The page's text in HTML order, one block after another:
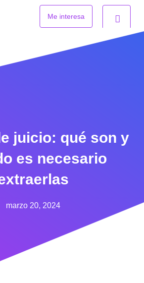
Me interesa
juicio: qué son y
es necesario
marzo 20, 2024